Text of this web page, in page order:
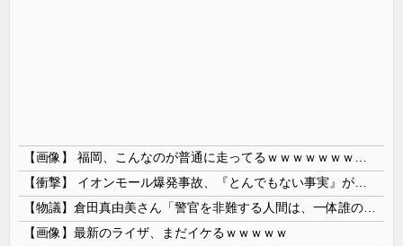
【画像】最新のライザ、まだイケるｗｗｗｗｗ